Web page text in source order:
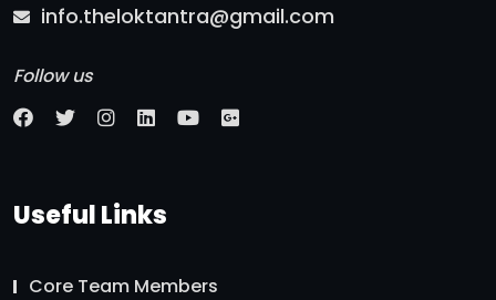
info.theloktantra@gmail.com
Follow us
Useful Links
Core Team Members